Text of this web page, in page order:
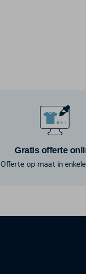
Gratis offerte
Offerte op maat in